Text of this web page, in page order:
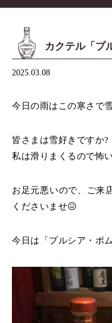
カクテル「プ
2025.03.08
今日の雨はこの寒さで
皆さまは雪好きですか?
私は滑りまくるので怖
お足元悪いので、ご来
くださいませ😖
今日は「プルシア・ポ